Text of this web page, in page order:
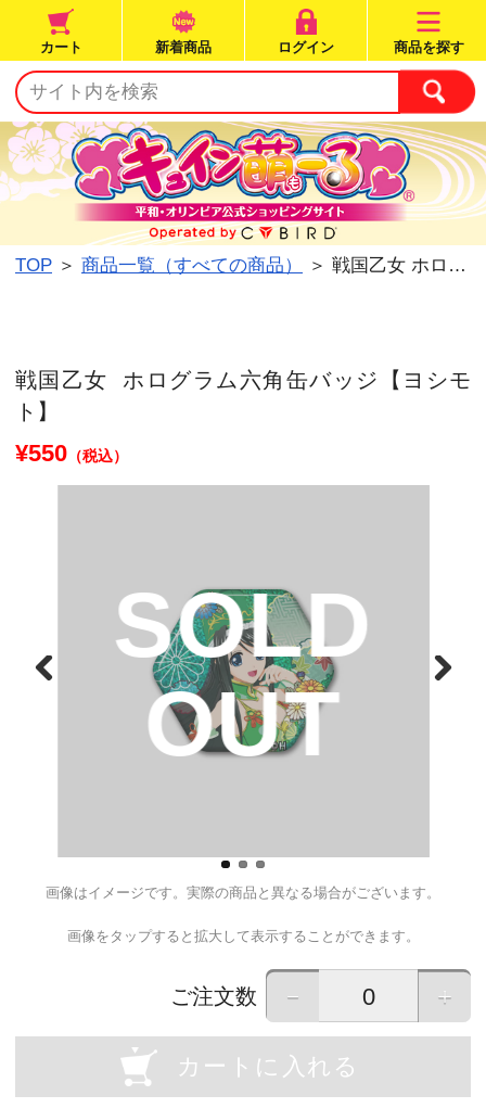
カート 新着商品 ログイン
TOP＞ 商品一覧（すべての商品）＞ 戦国乙
¥550 （税込）